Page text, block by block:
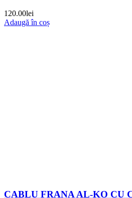
120.00lei
Adaugă în coș
CABLU FRANA AL-KO CU